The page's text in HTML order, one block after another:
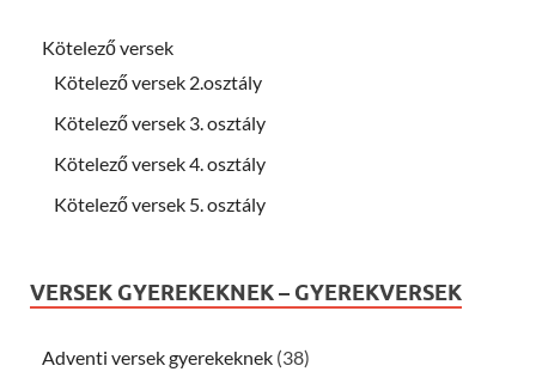
Kötelező versek
Kötelező versek 2.osztály
Kötelező versek 3. osztály
Kötelező versek 4. osztály
Kötelező versek 5. osztály
VERSEK GYEREKEKNEK – GYEREKVERSEK
Adventi versek gyerekeknek (38)